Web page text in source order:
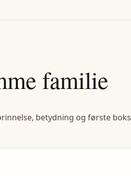
familie
betydning og første